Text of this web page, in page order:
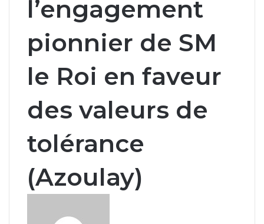
l’engagement
pionnier de SM
le Roi en faveur
des valeurs de
tolérance
(Azoulay)